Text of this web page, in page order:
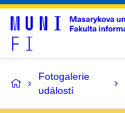
Fotogalerie
událostí